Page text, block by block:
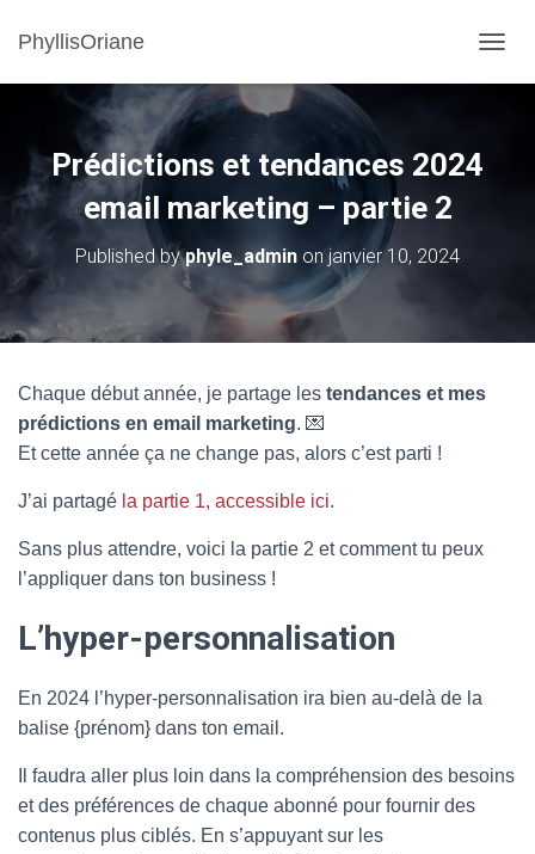
PhyllisOriane
Prédictions et tendances 2024
email marketing – partie 2
Published byphyle_admin onjanvier 10, 2024
Chaque début année, je partage les tendances et mes
prédictions en email marketing. 💌
Et cette année ça ne change pas, alors c’est parti !
J’ai partagé la partie 1, accessible ici.
Sans plus attendre, voici la partie 2 et comment tu peux
l’appliquer dans ton business !
L’hyper-personnalisation
En 2024 l’hyper-personnalisation ira bien au-delà de la
balise {prénom} dans ton email.
Il faudra aller plus loin dans la compréhension des besoins
et des préférences de chaque abonné pour fournir des
contenus plus ciblés. En s’appuyant sur les